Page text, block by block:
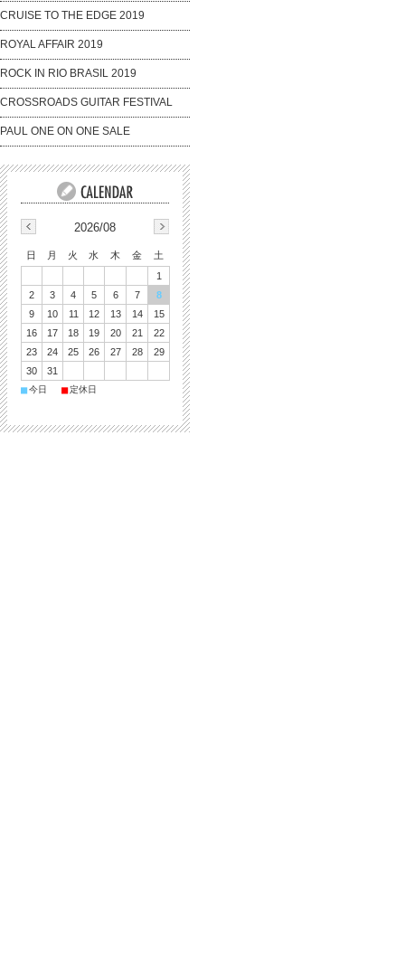
CRUISE TO THE EDGE 2019
ROYAL AFFAIR 2019
ROCK IN RIO BRASIL 2019
CROSSROADS GUITAR FESTIVAL
PAUL ONE ON ONE SALE
2026/08
日 月 火 水 木 金
土
1
2
3 4 5 6 7
8
9
10 11 12 13 14
15
16
17 18 19 20 21
22
23
24 25 26 27 28
29
30
31
■今日 ■定休日